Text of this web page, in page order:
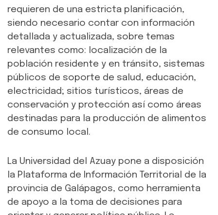
requieren de una estricta planificación,
siendo necesario contar con información
detallada y actualizada, sobre temas
relevantes como: localización de la
población residente y en tránsito, sistemas
públicos de soporte de salud, educación,
electricidad; sitios turísticos, áreas de
conservación y protección así como áreas
destinadas para la producción de alimentos
de consumo local.
La Universidad del Azuay pone a disposición
la Plataforma de Información Territorial de la
provincia de Galápagos, como herramienta
de apoyo a la toma de decisiones para